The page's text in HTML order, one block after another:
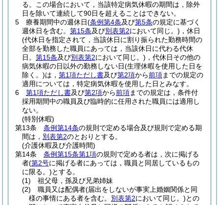
る。
この場合において，当該特定病気休暇の期間は，除外
日を除いて連続して90日を超えることはできない。
5
療養期間中の週休日(条例第4条及び第5条の規定に基づく
週休日を含む。 第15条及び別表第2において同じ。) ，休日
(代休日を指定されて，当該休日に割り振られた勤務時間の
全部を勤務した職員にあっては，当該休日に代わる代休
日。 第15条及び別表第2において同じ。) ，代休日その他の
病気休暇の日以外の勤務しない日(生理休暇を使用した日を
除く。)は， 第1項ただし書及び第2項から前項までの規定の
適用については，特定病気休暇を使用した日とみなす。
6
第1項ただし書及び第2項から前項までの規定は，条件付
採用期間中の職員及び臨時的に任用された職員には適用し
ない。
(特別休暇)
第13条
条例第14条の規則で定める場合及び規則で定める期
間は， 別表第2のとおりとする。
(介護休暇及び介護時間)
第14条
条例第15条第1項の規則で定める者は，次に掲げる
者(第2号に掲げる者にあっては，職員と同居しているもの
に限る。)とする。
(1)
祖父母，孫及び兄弟姉妹
(2)
職員又は配偶者(届出をしないが事実上婚姻関係と同
様の事情にある者を含む。 別表第2において同じ。)との